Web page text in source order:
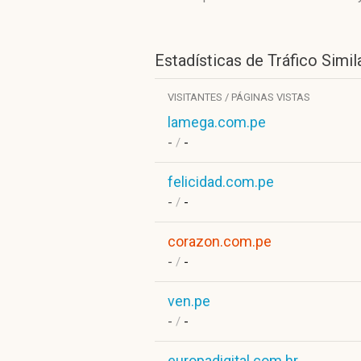
Estadísticas de Tráfico
VISITANTES / PÁGINAS VISTAS
lamega.com.pe
- / -
felicidad.com.pe
- / -
corazon.com.pe
- / -
ven.pe
- / -